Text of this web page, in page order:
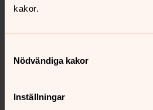
kakor.
Nödvändiga kakor
Inställningar
Rösta på valdagen